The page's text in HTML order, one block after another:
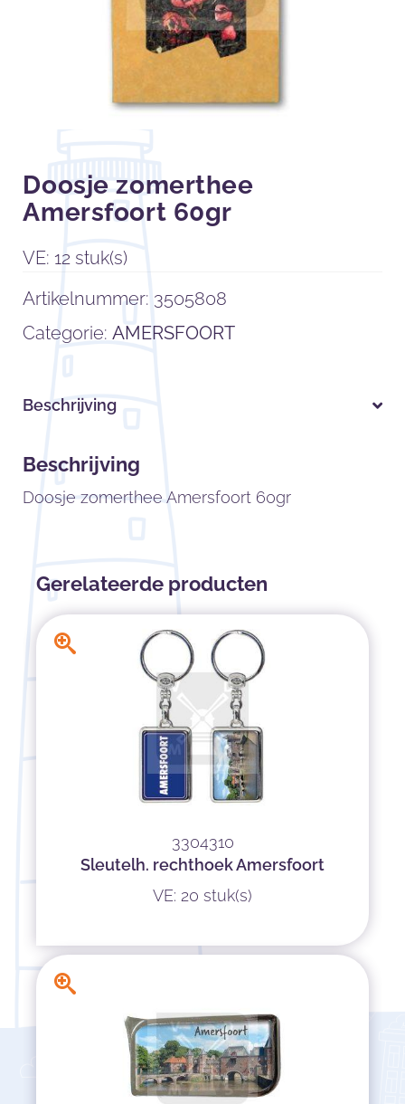
Doosje zomerthee
Amersfoort 60gr
VE: 12 stuk(s)
Artikelnummer: 3505808
Categorie:AMERSFOORT
Beschrijving
Beschrijving
Doosje zomerthee Amersfoort 60gr
Gerelateerde producten
3304310
Sleutelh. rechthoek Amersfoort
VE: 20 stuk(s)